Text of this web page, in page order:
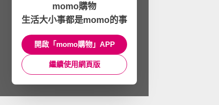
momo購物
生活大小事都是momo的事
開啟「momo購物」APP
繼續使用網頁版